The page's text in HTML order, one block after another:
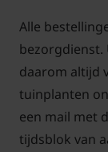
Alle
bezorgdienst.
daarom altijd
tuinplanten
een mail met
tijdsblok van